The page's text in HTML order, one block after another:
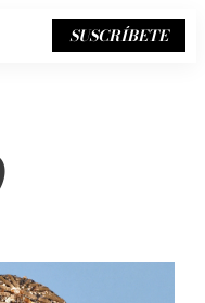
SUSCRÍBETE